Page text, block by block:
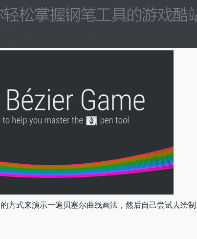
方式来演示一遍贝塞尔曲线画法，然后自己尝试去绘